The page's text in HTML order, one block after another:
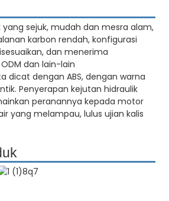
yang sejuk, mudah dan mesra alam,
karbon rendah, konfigurasi
dan menerima
dan lain-lain
dicat dengan ABS, dengan warna
Penyerapan kejutan hidraulik
peranannya kepada motor
yang melampau, lulus ujian kalis